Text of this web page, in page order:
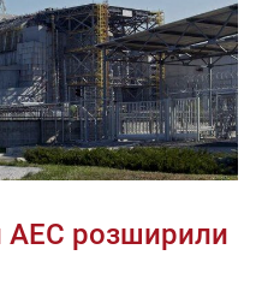
АЕС розширили